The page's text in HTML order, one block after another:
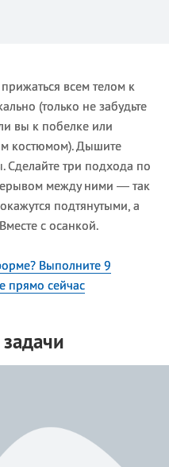
всем телом к
(только не забудьте
вы к побелке или
костюмом). Дышите
Сделайте три подхода по
между ними — так
подтянутыми, а
с осанкой.
Выполните 9
прямо сейчас